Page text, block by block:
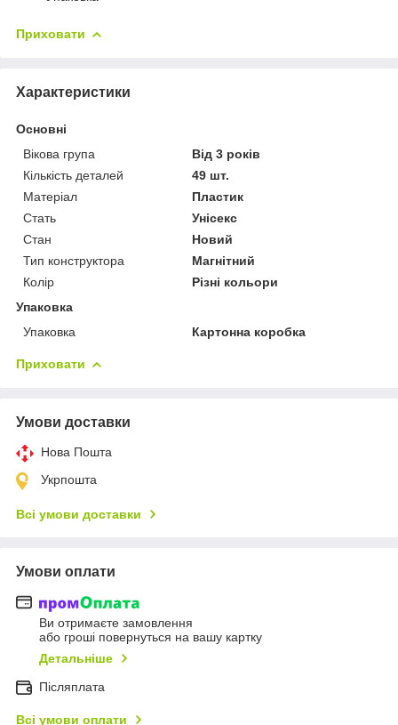
Приховати
Характеристики
Основні
Вікова група
Від 3 років
Кількість деталей
49 шт.
Матеріал
Пластик
Стать
Унісекс
Стан
Новий
Тип конструктора
Магнітний
Колір
Різні кольори
Упаковка
Упаковка
Картонна коробка
Приховати
Умови доставки
Нова Пошта
Укрпошта
Всі умови доставки
Умови оплати
Ви отримаєте замовлення
або гроші повернуться на вашу картку
Детальніше
Післяплата
Всі умови оплати